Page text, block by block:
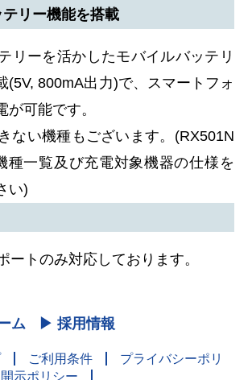
リー機能を搭載
リーを活かしたモバイルバッテリ
(5V, 800mA出力)で、スマートフォ
が可能です。
ない機種もございます。(RX501N
種一覧及び充電対象機器の仕様を
い)
トのみ対応しております。
ム ▶ 採用情報
ご利用条件
プライバシーポリ
示ポリシー